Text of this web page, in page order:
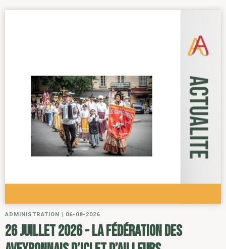
ADMINISTRATION | 06-08-2026
26 juillet 2026 - la Fédération des